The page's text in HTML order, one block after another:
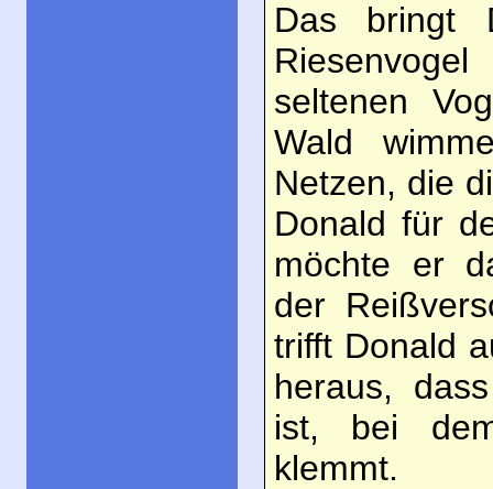
Das bringt
seltenen
Wald
Netzen, die
Donald für
möchte er
der
trifft Donald
heraus,
ist, bei
klemmt.